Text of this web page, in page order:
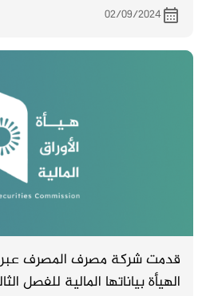
02/09/2024
الهيأة بياناتها المالية للفصل